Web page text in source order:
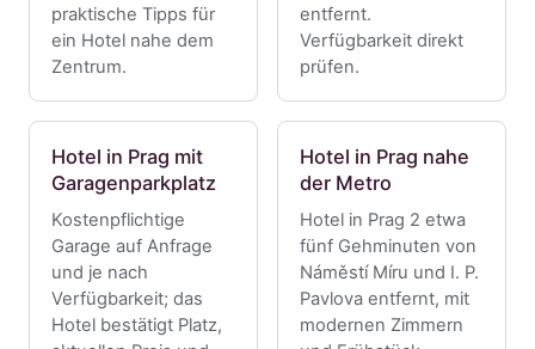
praktische Tipps für
ein Hotel nahe dem
Zentrum.
entfernt.
Verfügbarkeit direkt
prüfen.
Hotel in Prag mit
Garagenparkplatz
Kostenpflichtige
Garage auf Anfrage
und je nach
Verfügbarkeit; das
Hotel bestätigt Platz,
Hotel in Prag nahe
der Metro
Hotel in Prag 2 etwa
fünf Gehminuten von
Náměstí Míru und I. P.
Pavlova entfernt, mit
modernen Zimmern